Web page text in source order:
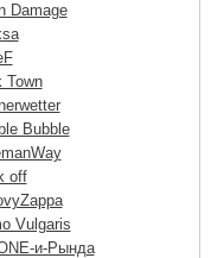
Damage
Town
Bubble
off
Vulgaris
и-Рында